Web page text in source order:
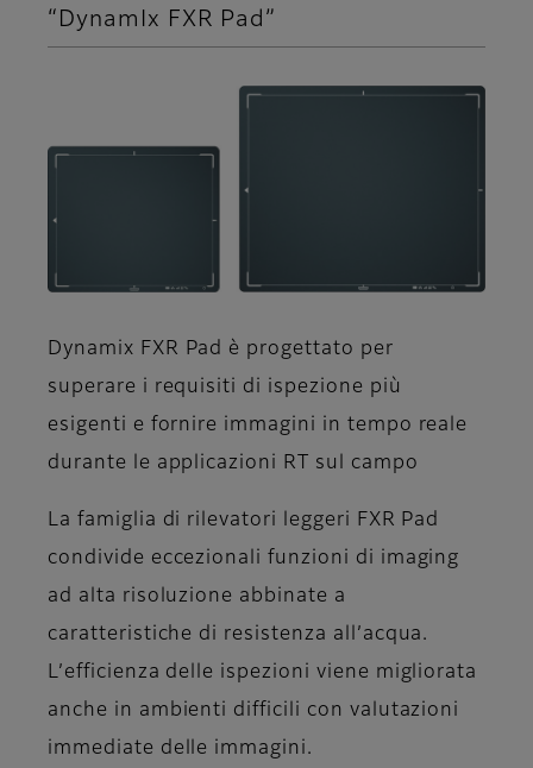
“DynamIx FXR Pad”
Dynamix FXR Pad è progettato per
superare i requisiti di ispezione più
esigenti e fornire immagini in tempo reale
durante le applicazioni RT sul campo
La famiglia di rilevatori leggeri FXR Pad
condivide eccezionali funzioni di imaging
ad alta risoluzione abbinate a
caratteristiche di resistenza all’acqua.
L’efficienza delle ispezioni viene migliorata
anche in ambienti difficili con valutazioni
immediate delle immagini.